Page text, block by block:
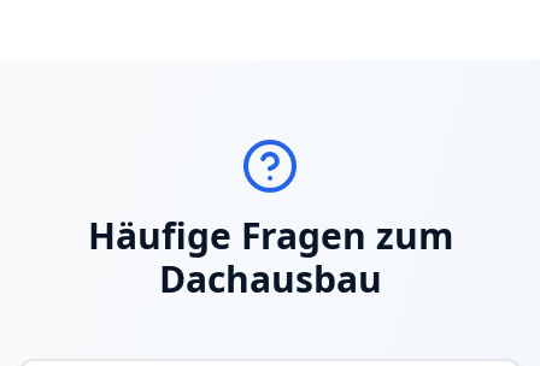
Häufige Fragen zum
Dachausbau